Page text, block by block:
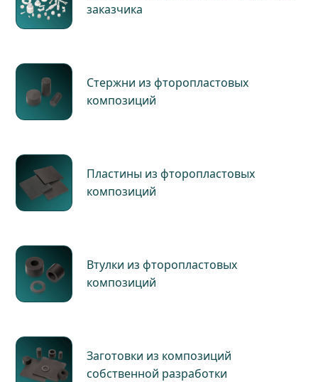
заказчика
Стержни из фторопластовых
композиций
Пластины из фторопластовых
композиций
Втулки из фторопластовых
композиций
Заготовки из композиций
собственной разработки